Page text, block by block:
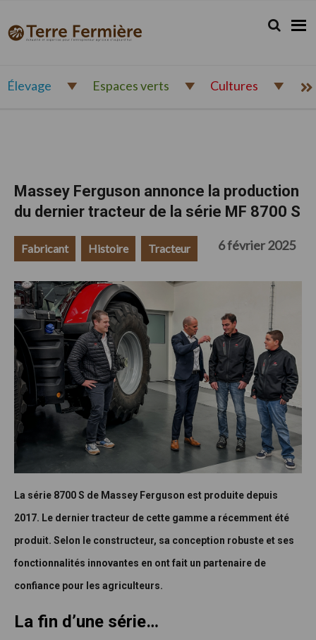
navigation
contenu
principal
pied
de
Terre
Fermière
Actualité
et
pour
Élevage Espaces verts Cultures
Massey Ferguson annonce la production
du dernier tracteur de la série MF 8700 S
Fabricant Histoire Tracteur 6 février 2025
La série 8700 S de Massey Ferguson est produite depuis
2017. Le dernier tracteur de cette gamme a récemment été
produit. Selon le constructeur, sa conception robuste et ses
fonctionnalités innovantes en ont fait un partenaire de
confiance pour les agriculteurs.
La fin d’une série…